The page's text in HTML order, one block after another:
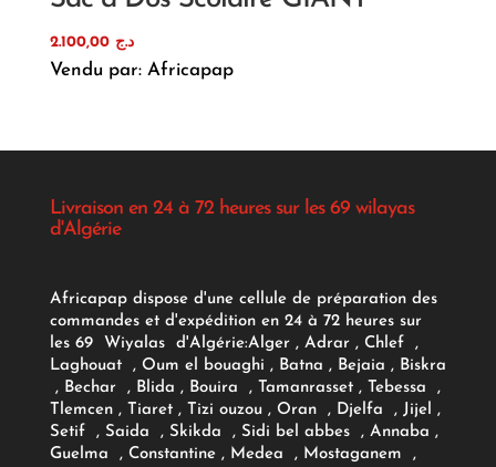
د.ج 2.100,00
Vendu par: Africapap
Livraison en 24 à 72 heures sur les 69 wilayas
d'Algérie
Africapap dispose d'une cellule de préparation des
commandes et d'expédition en 24 à 72 heures sur
les 69 Wiyalas d'Algérie:Alger , Adrar, Chlef ,
Laghouat , Oum el bouaghi , Batna , Bejaia , Biskra
, Bechar , Blida , Bouira , Tamanrasset , Tebessa ,
Tlemcen , Tiaret , Tizi ouzou , Oran , Djelfa , Jijel ,
Setif , Saida , Skikda , Sidi bel abbes , Annaba ,
Guelma , Constantine , Medea , Mostaganem ,